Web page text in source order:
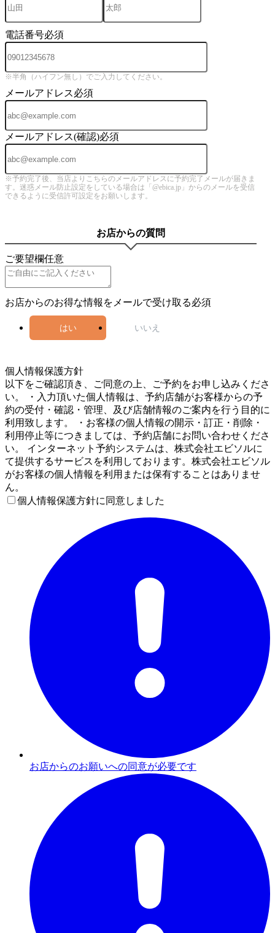
電話番号必須
※半角（ハイフン無し）でご入力してください。
メールアドレス必須
メールアドレス(確認)必須
※予約完了後、当店よりこちらのメールアドレスに予約完了メールが届きま
す。迷惑メール防止設定をしている場合は「@ebica.jp」からのメールを受信
できるように受信許可設定をお願いします。
お店からの質問
ご要望欄任意
お店からのお得な情報をメールで受け取る必須
はい いいえ
個人情報保護方針
以下をご確認頂き、ご同意の上、ご予約をお申し込みくださ
い。 ・入力頂いた個人情報は、予約店舗がお客様からの予
約の受付・確認・管理、及び店舗情報のご案内を行う目的に
利用致します。 ・お客様の個人情報の開示・訂正・削除・
利用停止等につきましては、予約店舗にお問い合わせくださ
い。 インターネット予約システムは、株式会社エビソルに
て提供するサービスを利用しております。株式会社エビソル
がお客様の個人情報を利用または保有することはありませ
ん。
個人情報保護方針に同意しました
お店からのお願いへの同意が必要です